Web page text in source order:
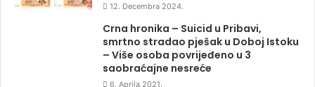
12. Decembra 2024.
Crna hronika – Suicid u Pribavi,
smrtno stradao pješak u Doboj Istoku
– Više osoba povrijeđeno u 3
saobraćajne nesreće
6. Aprila 2021.